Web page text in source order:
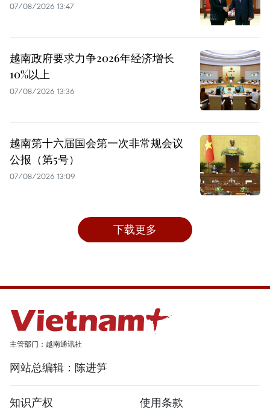
07/08/2026 13:47
越南政府要求力争2026年经济增长
10%以上
07/08/2026 13:36
越南第十六届国会第一次非常规会议
公报（第5号）
07/08/2026 13:09
下载更多
主管部门：越南通讯社
网站总编辑：陈进笋
知识产权 使用条款